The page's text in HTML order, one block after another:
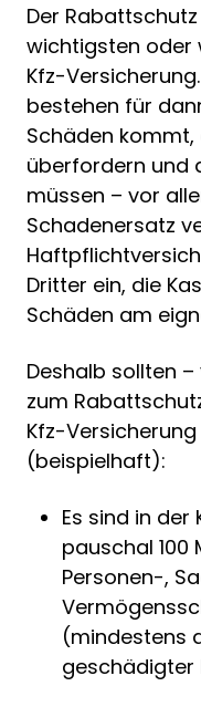
Der
wichtigsten oder
Kfz-
bestehen für
Schäden
überfordern und
müssen – vor
Schadenersatz
Dritter ein, die
Schäden am
Deshalb sollten
zum
Kfz-
(beispielhaft):
Es sind in
pauschal 100
Personen-,
(mindestens
geschädigter